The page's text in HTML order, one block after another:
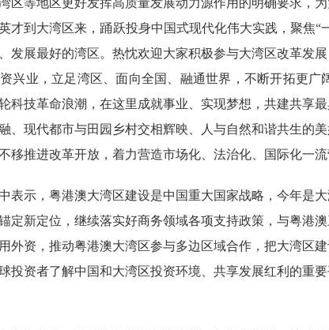
区等地区更好发挥高质量发展动力源作用的明确要求，
才到大湾区来，踊跃投身中国式现代化伟大实践，聚焦
发展最好的湾区。热忱欢迎大家积极参与大湾区改革发
兴业，立足湾区、面向全国、融通世界，不断开拓更
科技革命浪潮，在这里成就事业、实现梦想，共建共享
、现代都市与田园乡村交相辉映、人与自然和谐共生的
移推进改革开放，着力营造市场化、法治化、国际化一
示，粤港澳大湾区建设是中国重大国家战略，今年是
定新定位，继续落实好商务领域各项支持政策，与粤港
外资，推动粤港澳大湾区参与多边区域合作，把大湾区
投资者了解中国和大湾区投资环境、共享发展红利的重